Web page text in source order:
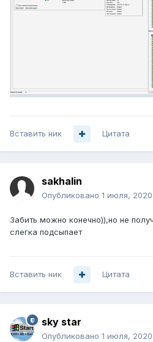
Вставить ник Цитата
sakhalin
Опубликовано 1 июля, 2020
Забить можно конечно)),но не
слегка подсыпает
Вставить ник Цитата
sky star
Опубликовано 1 июля, 2020